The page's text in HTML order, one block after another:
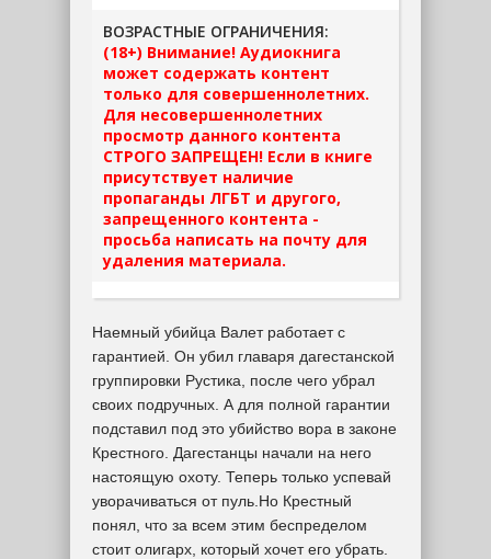
ВОЗРАСТНЫЕ ОГРАНИЧЕНИЯ:
(18+) Внимание! Аудиокнига
может содержать контент
только для совершеннолетних.
Для несовершеннолетних
просмотр данного контента
СТРОГО ЗАПРЕЩЕН! Если в книге
присутствует наличие
пропаганды ЛГБТ и другого,
запрещенного контента -
просьба написать на почту для
удаления материала.
Наемный убийца Валет работает с
гарантией. Он убил главаря дагестанской
группировки Рустика, после чего убрал
своих подручных. А для полной гарантии
подставил под это убийство вора в законе
Крестного. Дагестанцы начали на него
настоящую охоту. Теперь только успевай
уворачиваться от пуль.Но Крестный
понял, что за всем этим беспределом
стоит олигарх, который хочет его убрать.